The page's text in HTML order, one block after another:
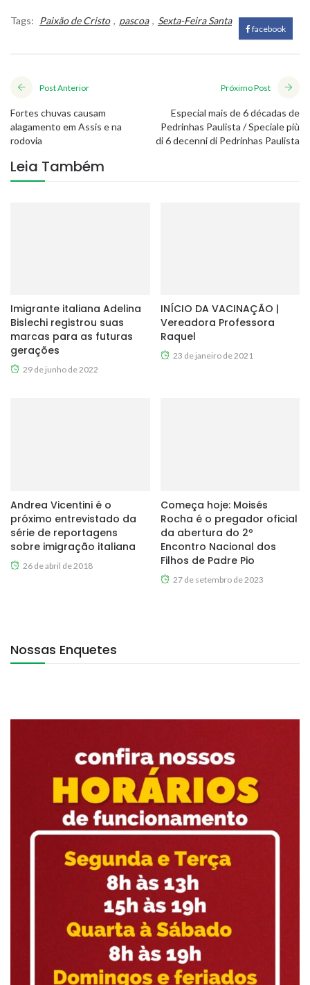
Tags: Paixão de Cristo , pascoa , Sexta-Feira Santa
facebook
Post Anterior
Fortes chuvas causam
alagamento em Assis e na
rodovia
Próximo Post
Especial mais de 6 décadas de
Pedrinhas Paulista / Speciale più
di 6 decenni di Pedrinhas Paulista
Leia Também
Imigrante italiana Adelina
Bislechi registrou suas
marcas para as futuras
gerações
29 de junho de 2022
INÍCIO DA VACINAÇÃO |
Vereadora Professora
Raquel
23 de janeiro de 2021
Andrea Vicentini é o
próximo entrevistado da
série de reportagens
sobre imigração italiana
26 de abril de 2018
Começa hoje: Moisés
Rocha é o pregador oficial
da abertura do 2º
Encontro Nacional dos
Filhos de Padre Pio
27 de setembro de 2023
Nossas Enquetes